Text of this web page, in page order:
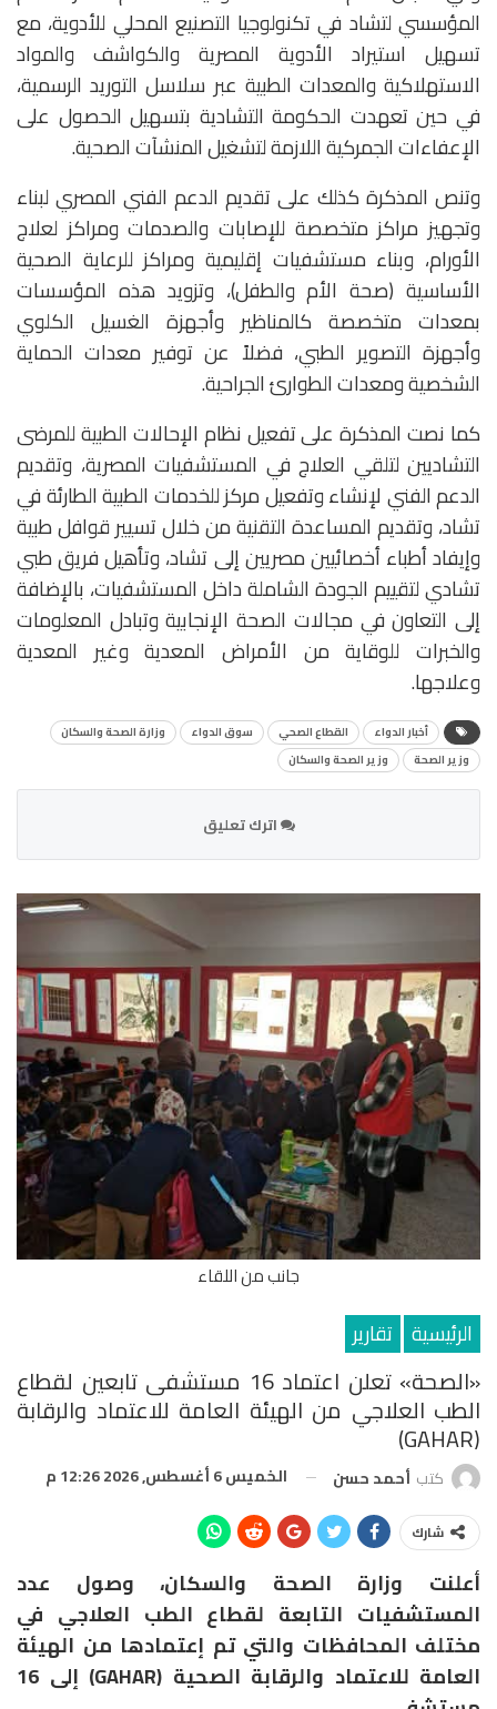
المؤسسي لتشاد في تكنولوجيا التصنيع المحلي للأدوية، مع
تسهيل استيراد الأدوية المصرية والكواشف والمواد
الاستهلاكية والمعدات الطبية عبر سلاسل التوريد الرسمية،
في حين تعهدت الحكومة التشادية بتسهيل الحصول على
الإعفاءات الجمركية اللازمة لتشغيل المنشآت الصحية.
وتنص المذكرة كذلك على تقديم الدعم الفني المصري لبناء
وتجهيز مراكز متخصصة للإصابات والصدمات ومراكز لعلاج
الأورام، وبناء مستشفيات إقليمية ومراكز للرعاية الصحية
الأساسية (صحة الأم والطفل)، وتزويد هذه المؤسسات
بمعدات متخصصة كالمناظير وأجهزة الغسيل الكلوي
وأجهزة التصوير الطبي، فضلاً عن توفير معدات الحماية
الشخصية ومعدات الطوارئ الجراحية.
كما نصت المذكرة على تفعيل نظام الإحالات الطبية للمرضى
التشاديين لتلقي العلاج في المستشفيات المصرية، وتقديم
الدعم الفني لإنشاء وتفعيل مركز للخدمات الطبية الطارئة في
تشاد، وتقديم المساعدة التقنية من خلال تسيير قوافل طبية
وإيفاد أطباء أخصائيين مصريين إلى تشاد، وتأهيل فريق طبي
تشادي لتقييم الجودة الشاملة داخل المستشفيات، بالإضافة
إلى التعاون في مجالات الصحة الإنجابية وتبادل المعلومات
والخبرات للوقاية من الأمراض المعدية وغير المعدية
وعلاجها.
أخبار الدواء القطاع الصحي سوق الدواء
وزارة الصحة والسكان
وزير الصحة
وزير الصحة والسكان
اترك تعليق
جانب من اللقاء
الرئيسية تقارير
«الصحة» تعلن اعتماد 16 مستشفى تابعين لقطاع
الطب العلاجي من الهيئة العامة للاعتماد والرقابة
(GAHAR)
كتب أحمد حسن الخميس 6 أغسطس, 2026 12:26 م
شارك
أعلنت وزارة الصحة والسكان، وصول عدد
المستشفيات التابعة لقطاع الطب العلاجي في
مختلف المحافظات والتي تم إعتمادها من الهيئة
العامة للاعتماد والرقابة الصحية (GAHAR) إلى 16